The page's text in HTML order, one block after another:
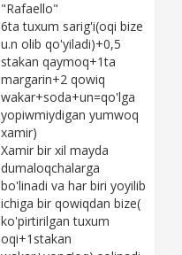
"Rafaello"
6ta tuxum sarig'i(oqi bize
u.n olib qo'yiladi)+0,5
stakan qaymoq+1ta
margarin+2 qowiq
wakar+soda+un=qo'lga
yopiwmiydigan yumwoq
xamir)
Xamir bir xil mayda
dumaloqchalarga
bo'linadi va har biri yoyilib
ichiga bir qowiqdan bize(
ko'pirtirilgan tuxum
oqi+1stakan